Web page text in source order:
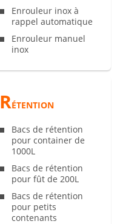
Enrouleur inox à
rappel automatique
Enrouleur manuel
inox
RÉTENTION
Bacs de rétention
pour container de
1000L
Bacs de rétention
pour fût de 200L
Bacs de rétention
pour petits
contenants